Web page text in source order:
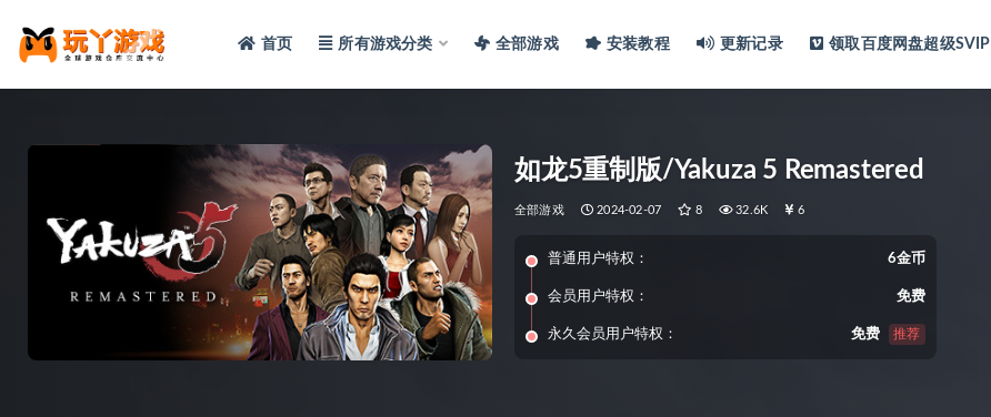
首页 所有游戏分类 全部游戏 安装教程 更新记录 领取百度网盘超级SVIP
如龙5重制版/Yakuza 5 Remastered
全部游戏 2024-02-07 8 32.6K 6
普通用户特权： 6金币
会员用户特权： 免费
永久会员用户特权： 免费 推荐